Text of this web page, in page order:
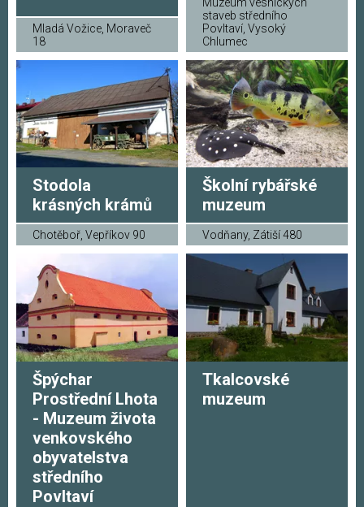
Mladá Vožice, Moraveč
18
staveb středního
Povltaví, Vysoký
Chlumec
Stodola
krásných krámů
Chotěboř, Vepříkov 90
Školní rybářské
muzeum
Vodňany, Zátiší 480
Špýchar
Prostřední Lhota
- Muzeum života
venkovského
obyvatelstva
středního
Povltaví
Tkalcovské
muzeum